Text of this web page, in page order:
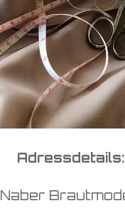
Adressdetails:
Naber